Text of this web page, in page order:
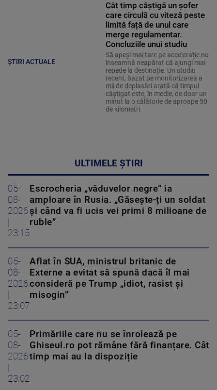
ȘTIRI ACTUALE
Cât timp câștigă un șofer
care circulă cu viteză peste
limită față de unul care
merge regulamentar.
Concluziile unui studiu
Să apeși mai tare pe accelerație nu
înseamnă neapărat că ajungi mai
repede la destinație. Un studiu
recent, bazat pe monitorizarea a
mii de deplasări arată că timpul
câștigat este, în medie, de doar un
minut la o călătorie de aproape 50
de kilometri.
ULTIMELE ȘTIRI
05-
08-
2026
23:15
Escrocheria „văduvelor negre” ia
amploare în Rusia. „Găsește-ți un soldat
și când va fi ucis vei primi 8 milioane de
ruble”
05-
08-
2026
23:07
Aflat în SUA, ministrul britanic de
Externe a evitat să spună dacă îl mai
consideră pe Trump „idiot, rasist și
misogin”
05-
08-
2026
23:02
Primăriile care nu se înrolează pe
Ghiseul.ro pot rămâne fără finanțare. Cât
timp mai au la dispoziție